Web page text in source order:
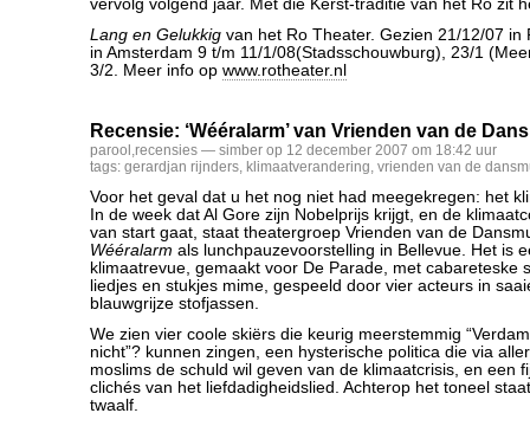
vervolg volgend jaar. Met die Kerst-traditie van het Ro zit
Lang en Gelukkig van het Ro Theater. Gezien 21/12/07 in
in Amsterdam 9 t/m 11/1/08(Stadsschouwburg), 23/1
3/2. Meer info op www.rotheater.nl
Recensie: ‘Wééralarm’ van Vrienden van de
parool ,recensies — simber op 12 december 2007 om 18:42 uur
tags: gerardjan rijnders, klimaatverandering, vrienden van de
Voor het geval dat u het nog niet had meegekregen: het
In de week dat Al Gore zijn Nobelprijs krijgt, en de
van start gaat, staat theatergroep Vrienden van de
Wééralarm als lunchpauzevoorstelling in Bellevue. Het is
klimaatrevue, gemaakt voor De Parade, met cabareteske
liedjes en stukjes mime, gespeeld door vier acteurs in
blauwgrijze stofjassen.
We zien vier coole skiërs die keurig meerstemmig
nicht”? kunnen zingen, een hysterische politica die via
moslims de schuld wil geven van de klimaatcrisis, en een
clichés van het liefdadigheidslied. Achterop het toneel
twaalf.